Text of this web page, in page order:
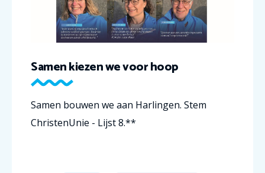
Samen kiezen we voor hoop
Samen bouwen we aan Harlingen. Stem
ChristenUnie - Lijst 8.**